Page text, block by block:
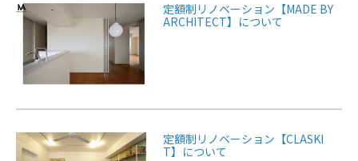
定額制リノベーション【MADE BY
ARCHITECT】について
定額制リノベーション【CLASKI
T】について